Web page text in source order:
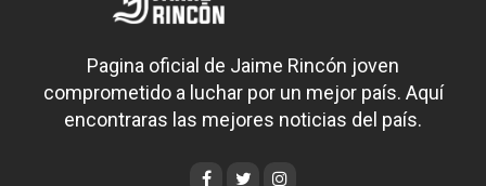
Pagina oficial de Jaime Rincón joven
comprometido a luchar por un mejor país. Aquí
encontraras las mejores noticias del país.